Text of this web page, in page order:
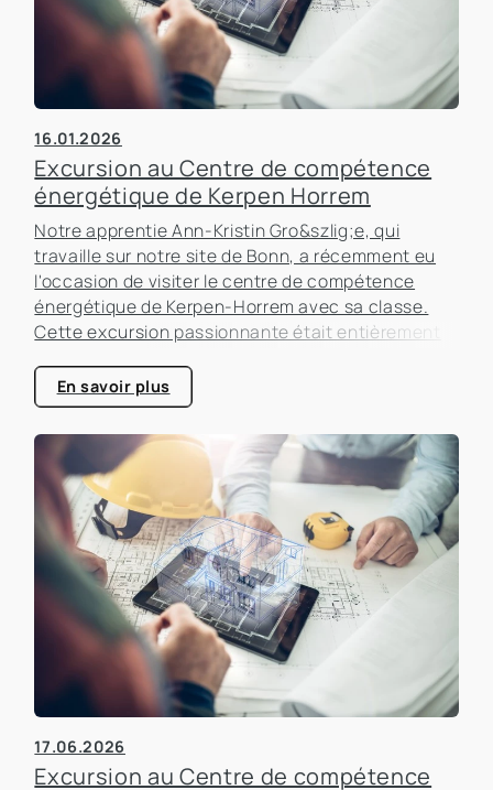
16.01.2026
Excursion au Centre de compétence
énergétique de Kerpen Horrem
Notre apprentie Ann-Kristin Gro&szlig;e, qui
travaille sur notre site de Bonn, a récemment eu
l'occasion de visiter le centre de compétence
énergétique de Kerpen-Horrem avec sa classe.
Cette excursion passionnante était entièrement
bâtiments, un sujet qui prend de plus en plus
d'importance dans le secteur immobilier.
En savoir plus
17.06.2026
Excursion au Centre de compétence